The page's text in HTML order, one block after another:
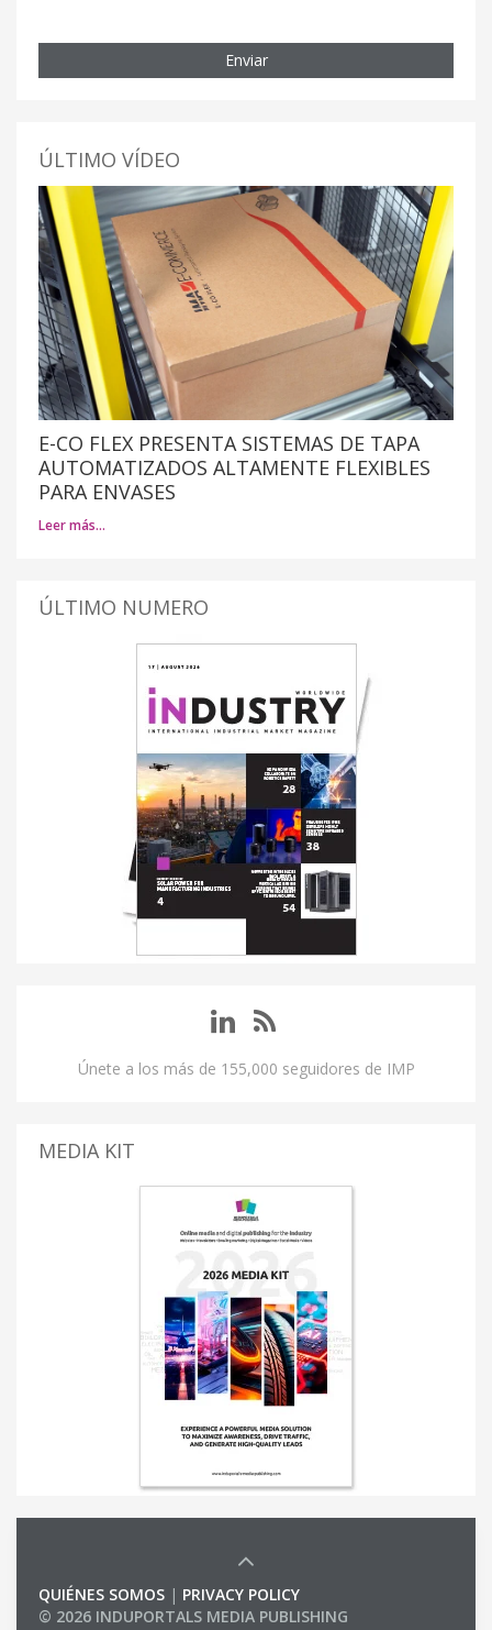
Enviar
ÚLTIMO VÍDEO
E-CO FLEX PRESENTA SISTEMAS DE TAPA
AUTOMATIZADOS ALTAMENTE FLEXIBLES
PARA ENVASES
Leer más…
ÚLTIMO NUMERO
Únete a los más de 155,000 seguidores de IMP
MEDIA KIT
QUIÉNES SOMOS | PRIVACY POLICY
© 2026 INDUPORTALS MEDIA PUBLISHING